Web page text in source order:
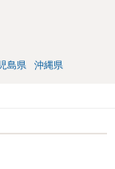
島県 沖縄県